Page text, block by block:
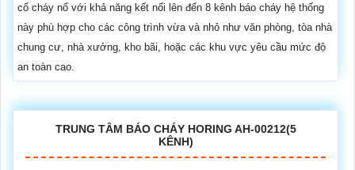
cố cháy nổ với khả năng kết nối lên đến 8 kênh báo cháy hệ thống
này phù hợp cho các công trình vừa và nhỏ như văn phòng, tòa nhà
chung cư, nhà xưởng, kho bãi, hoặc các khu vực yêu cầu mức độ
an toàn cao.
TRUNG TÂM BÁO CHÁY HORING AH-00212(5
KÊNH)